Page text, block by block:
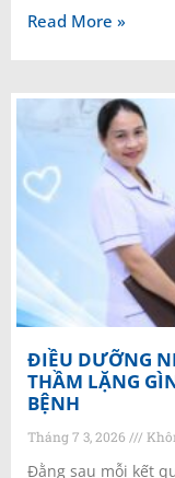
Read More »
ĐIỀU DƯỠNG
THẦM LẶNG
BỆNH
Tháng 7 3, 2026
Đằng sau mỗi kết